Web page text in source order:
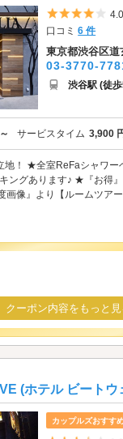
5
口コミ6 件
東京都渋谷区道
03-3770-
渋谷駅 (徒
サービスタイム 3,900
地！ ★全室ReFaシャワー
ングあります♪ ★『お得
像』より【ルームツア
クーポン内容をもっと見
(ホテル ビートウ
カップルズおすす